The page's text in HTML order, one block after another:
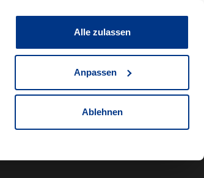
Alle zulassen
Anpassen
Ablehnen
Fahrzeug teilen Merkliste